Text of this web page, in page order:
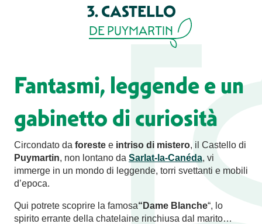
3. CASTELLO
DE PUYMARTIN
Fantasmi, leggende e un
gabinetto di curiosità
Circondato da foreste e intriso di mistero, il Castello di
Puymartin, non lontano da Sarlat-la-Canéda, vi
immerge in un mondo di leggende, torri svettanti e mobili
d’epoca.
Qui potrete scoprire la famosa“Dame Blanche“, lo
spirito errante della chatelaine rinchiusa dal marito…